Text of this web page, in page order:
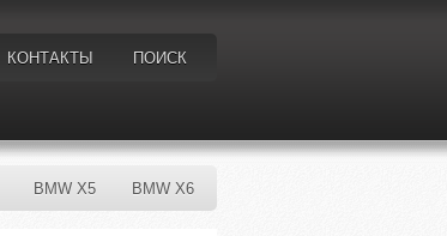
КОНТАКТЫ ПОИСК
BMW X5 BMW X6